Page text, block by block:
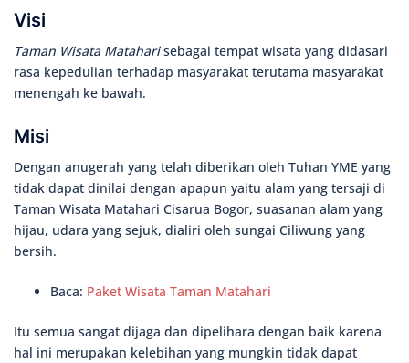
Visi
Taman Wisata Mataharisebagai tempat wisata yang didasari
rasa kepedulian terhadap masyarakat terutama masyarakat
menengah ke bawah.
Misi
Dengan anugerah yang telah diberikan oleh Tuhan YME yang
tidak dapat dinilai dengan apapun yaitu alam yang tersaji di
Taman Wisata Matahari Cisarua Bogor, suasanan alam yang
hijau, udara yang sejuk, dialiri oleh sungai Ciliwung yang
bersih.
Baca: Paket Wisata Taman Matahari
Itu semua sangat dijaga dan dipelihara dengan baik karena
hal ini merupakan kelebihan yang mungkin tidak dapat